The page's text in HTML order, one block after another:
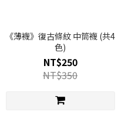
《薄襪》復古條紋 中筒襪 (共4
色)
NT$250
NT$350